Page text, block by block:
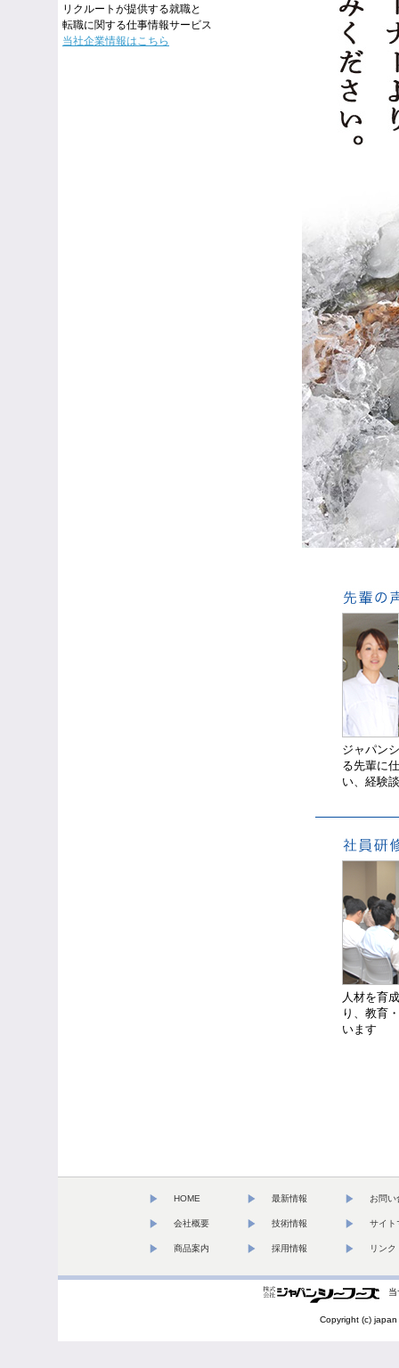
リクルートが提供する就職と
転職に関する仕事情報サービス
当社企業情報はこちら
ジャパン
る先輩に
い、経験
人材を育
り、教育
います
HOME 最新情報 お問い
会社概要 技術情報 サイト
商品案内 採用情報 リンク
Copyright (c)